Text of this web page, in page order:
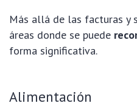
Más allá de las facturas y
áreas donde se puede
forma significativa.
Alimentación